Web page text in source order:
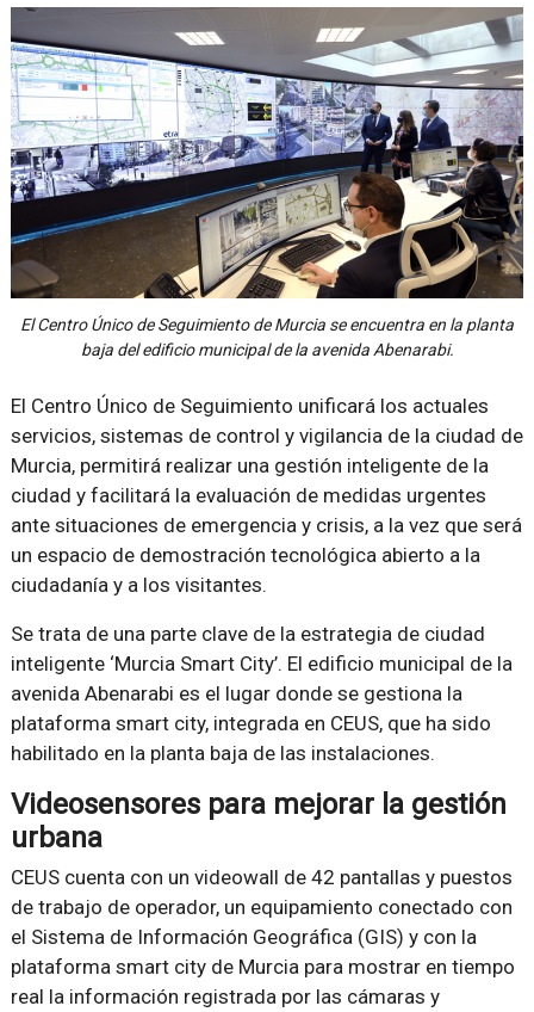
El Centro Único de Seguimiento de Murcia se encuentra en la planta
baja del edificio municipal de la avenida Abenarabi.
El Centro Único de Seguimiento unificará los actuales
servicios, sistemas de control y vigilancia de la ciudad de
Murcia, permitirá realizar una gestión inteligente de la
ciudad y facilitará la evaluación de medidas urgentes
ante situaciones de emergencia y crisis, a la vez que será
un espacio de demostración tecnológica abierto a la
ciudadanía y a los visitantes.
Se trata de una parte clave de la estrategia de ciudad
inteligente ‘Murcia Smart City’. El edificio municipal de la
avenida Abenarabi es el lugar donde se gestiona la
plataforma smart city, integrada en CEUS, que ha sido
habilitado en la planta baja de las instalaciones.
Videosensores para mejorar la gestión
urbana
CEUS cuenta con un videowall de 42 pantallas y puestos
de trabajo de operador, un equipamiento conectado con
el Sistema de Información Geográfica (GIS) y con la
plataforma smart city de Murcia para mostrar en tiempo
real la información registrada por las cámaras y